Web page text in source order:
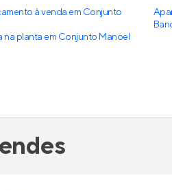
à venda em Conjunto
planta em Conjunto Manoel